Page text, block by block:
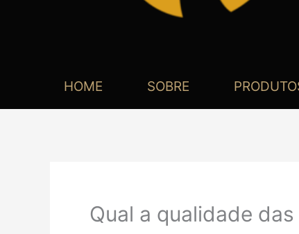
HOME SOBRE
Qual a qualidade